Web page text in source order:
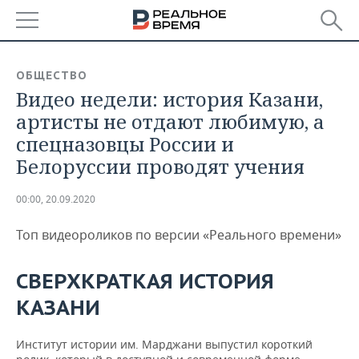
БАШКОРТОСТАН
ТАТАРСТАН
УДМУРТИЯ
НОВОСТИ
АНАЛИТИКА
НОВОСТИ АНАЛИТИКИ
ДЕКЛАРАЦИИ О ДОХОДАХ
КОРОЛИ ГОСЗАКАЗА ПФО
ВУЗЫ ТАТАРСТАНА
КОМУ ПРИНАДЛЕЖАТ
ТАТАРСТАНА
ЭКОНОМИКА
НОВОСТИ ЭКОНОМИКИ
ФИНАНСЫ
БАНКИ
БЮДЖЕТ
ИНВЕСТИЦИИ
ПРОМЫШЛЕННОСТЬ
НОВОСТИ
АГРОПРОМ
НЕДВИЖИМОСТЬ
НОВОСТИ НЕДВИЖИМОСТИ
АВТО
НОВОСТИ АВТО
БИЗНЕС
НОВОСТИ БИЗНЕСА
ТЕХНОЛОГИИ
ОБЩЕСТВО
Видео недели: история Казани,
артисты не отдают любимую, а
спецназовцы России и
Белоруссии проводят учения
00:00, 20.09.2020
Топ видеороликов по версии «Реального времени»
СВЕРХКРАТКАЯ ИСТОРИЯ
КАЗАНИ
Институт истории им. Марджани выпустил короткий